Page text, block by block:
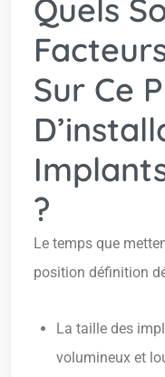
Quels
Sur Ce
?
Le temps que
position définition
La taille des
volumineux et